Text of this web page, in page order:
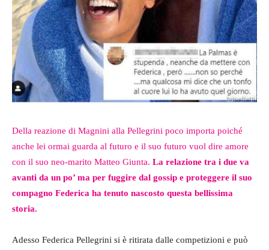
Della reazione di Magnini alla Pellegrini poco importa poiché
anche lei ormai guarda al futuro e il suo futuro vuol dire amore
con il suo neo-marito Matteo Giunta. La relazione tra i due va
avanti da un po’ ma per fuggire dal gossip e proteggere il suo
compagno Federica ha tenuto nascosto questa bellissima
storia.
Adesso Federica Pellegrini si è ritirata dalle competizioni e può